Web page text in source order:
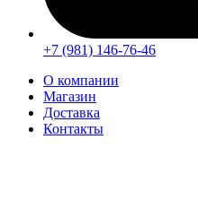
+7 (981) 146-76-46
О компании
Магазин
Доставка
Контакты